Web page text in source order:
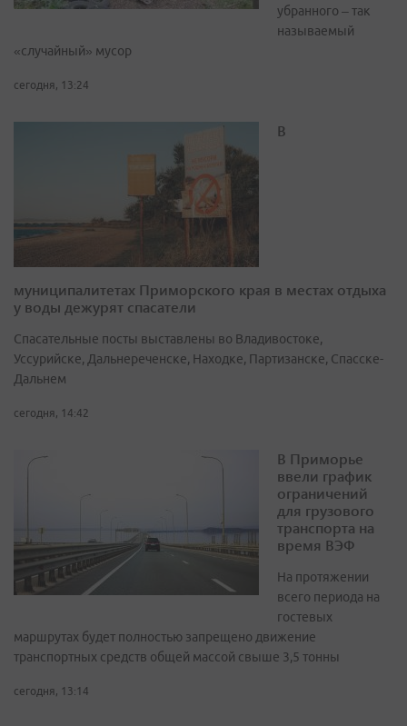
убранного – так
называемый
«случайный» мусор
сегодня, 13:24
В
муниципалитетах Приморского края в местах отдыха
у воды дежурят спасатели
Спасательные посты выставлены во Владивостоке,
Уссурийске, Дальнереченске, Находке, Партизанске, Спасске-
Дальнем
сегодня, 14:42
В Приморье
ввели график
ограничений
для грузового
транспорта на
время ВЭФ
На протяжении
всего периода на
гостевых
маршрутах будет полностью запрещено движение
транспортных средств общей массой свыше 3,5 тонны
сегодня, 13:14